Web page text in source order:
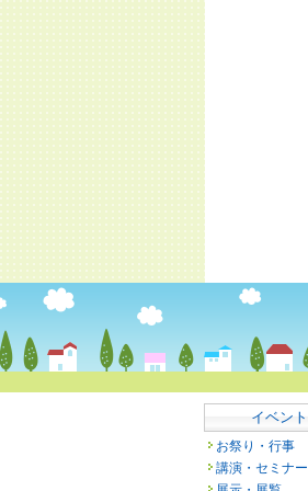
イベント
お祭り・行事
講演・セミナー